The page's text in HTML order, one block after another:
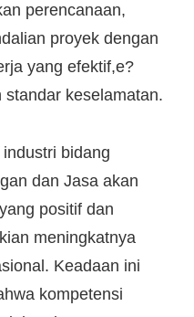
perencanaan,
proyek dengan
yang efektif,e?
keselamatan.
bidang
dan Jasa akan
positif dan
meningkatnya
Keadaan ini
kompetensi